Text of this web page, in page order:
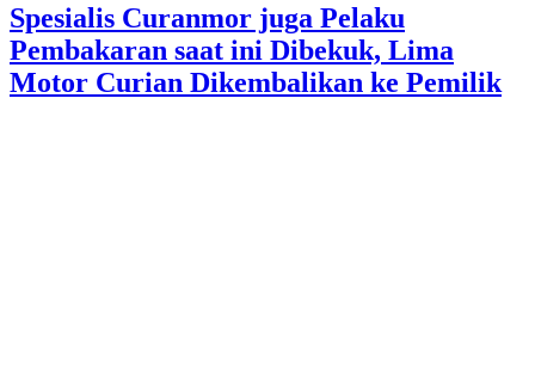
Spesialis Curanmor juga Pelaku
Pembakaran saat ini Dibekuk, Lima
Motor Curian Dikembalikan ke Pemilik